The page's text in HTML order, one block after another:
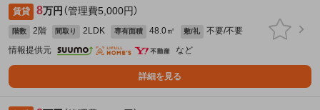
賃貸 8万円 （管理費5,000円）
階数 2階 間取り 2LDK 専有面積 48.0㎡ 敷/礼
不要/不要
情報提供元
など
詳細を見る